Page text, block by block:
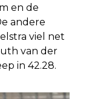
en de
andere
viel net
van der
in 42.28.